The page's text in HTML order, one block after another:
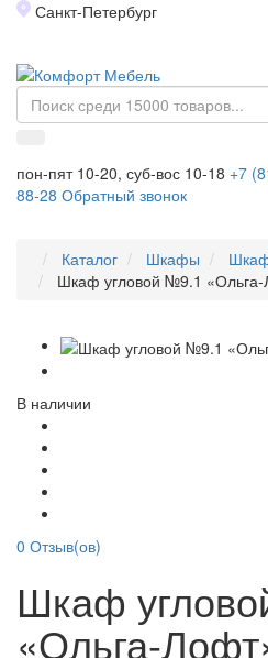
Санкт-Петербург
пон-пят 10-20, суб-вос 10-18 +7
88-28 Обратный звонок
Каталог
Шкафы
Шкаф угловой №9.1
В наличии
0 Отзыв(ов)
Шкаф
«Ольга-